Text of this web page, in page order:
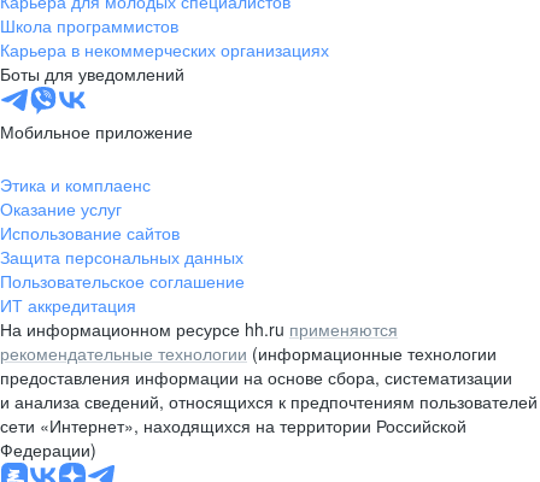
Школа программистов
Карьера в некоммерческих организациях
Боты для уведомлений
Мобильное приложение
Этика и комплаенс
Оказание услуг
Использование сайтов
Защита персональных данных
Пользовательское соглашение
ИТ аккредитация
На информационном ресурсе hh.ru применяются
рекомендательные технологии (информационные технологии
предоставления информации на основе сбора, систематизации
и анализа сведений, относящихся к предпочтениям пользователей
сети «Интернет», находящихся на территории Российской
Федерации)